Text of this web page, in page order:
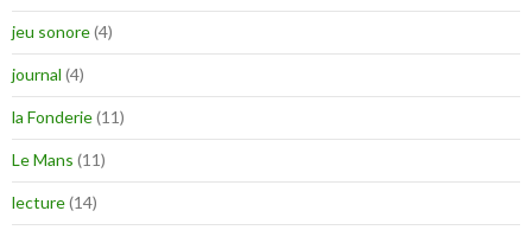
jeu sonore(4)
journal (4)
la Fonderie(11)
Le Mans (11)
lecture(14)